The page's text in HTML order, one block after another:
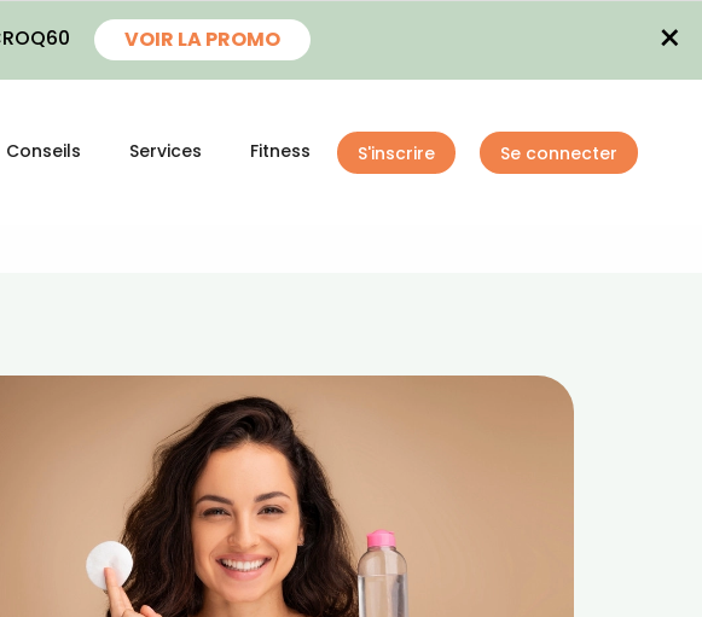
VOIR LA PROMO ×
Conseils Services Fitness S'inscrire Se connecter